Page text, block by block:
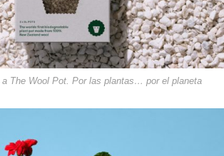
a The Wool Pot. Por las plantas… por el planeta